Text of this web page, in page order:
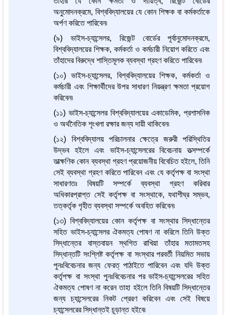
অনুমোদনক্রমে, বিশ্ববিদ্যালয়ের যে কোন শিক্ষক বা কর্মকর্তাকে
অর্পণ করিতে পারিবেন৷
(৯) ভাইস-চ্যান্সেলর, রিজেন্ট বোর্ডের পূর্বানুমোদনক্রমে,
বিশ্ববিদ্যালয়ের শিক্ষক, কর্মকর্তা ও কর্মচারী নিয়োগ করিতে এবং
তাঁহাদের বিরুদ্ধে শাস্তিমূলক ব্যবস্থা গ্রহণ করিতে পারিবেন৷
(১০) ভাইস-চ্যান্সেলর, বিশ্ববিদ্যালয়ের শিক্ষক, কর্মকর্তা ও
কর্মচারী এবং শিক্ষার্থীদের উপর সাধারণ নিয়ন্ত্রণ ক্ষমতা প্রয়োগ
করিবেন৷
(১১) ভাইস-চ্যান্সেলর বিশ্ববিদ্যালয়ের একাডেমিক, প্রশাসনিক
ও অর্থনৈতিক শৃংখলা রক্ষার জন্য দায়ী থাকিবেন৷
(১২) বিশ্ববিদ্যালয় পরিচালনার ক্ষেত্রে জরুরী পরিস্থিতির
উদ্ভব হইলে এবং ভাইস-চ্যান্সেলরের বিবেচনায় তত্সম্পর্কে
তাত্ক্ষণিক কোন ব্যবস্থা গ্রহণ প্রয়োজনীয় বিবেচিত হইলে, তিনি
সেই ব্যবস্থা গ্রহণ করিতে পারিবেন এবং যে কর্তৃপক্ষ বা সংস্থা
সাধারণতঃ বিষয়টি সম্পর্কে ব্যবস্থা গ্রহণ করিবার
অধিকারপ্রাপ্ত সেই কর্তৃপক্ষ বা সংস্থাকে, যথাশীঘ্র সম্ভব,
তত্কর্তৃক গৃহীত ব্যবস্থা সম্পর্কে অবহিত করিবেন৷
(১৩) বিশ্ববিদ্যালয়ের কোন কর্তৃপক্ষ বা সংস্থার সিদ্ধান্তের
সহিত ভাইস-চ্যান্সেলর ঐকমত্য পোষণ না করিলে তিনি উক্ত
সিদ্ধান্তের বাস্তবায়ন স্থগিত রাখিয়া তাঁহার মতামতসহ
সিদ্ধান্তটি সংশ্লিষ্ট কর্তৃপক্ষ বা সংস্থার পরবর্তী নিয়মিত সভায়
পুনঃবিবেচনার জন্য ফেরত্ পাঠাইতে পারিবেন এবং যদি উক্ত
কর্তৃপক্ষ বা সংস্থা পুনঃবিবেচনার পর ভাইস-চ্যান্সেলরের সহিত
ঐকমত্য পোষণ না করেন তাহা হইলে তিনি বিষয়টি সিদ্ধান্তের
জন্য চ্যান্সেলরের নিকট প্রেরণ করিবেন এবং সেই বিষয়ে
চ্যান্সেলরের সিদ্ধান্তই চূড়ান্ত হইবে৷